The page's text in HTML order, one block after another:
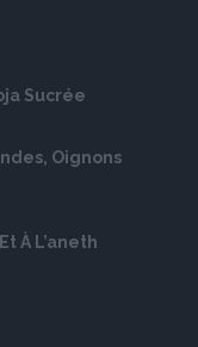
Sucrée
Oignons
À L’aneth